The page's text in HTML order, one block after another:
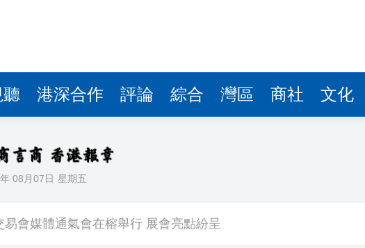
聽 港深合作 評論 綜合 灣區 商社 文化
08月07日 星期五
動已致20人死亡
領導層對話
詢熱線 今起投入服務
2海里 海事處籲船長謹慎駕駛
會媒體通氣會在榕舉行 展會亮點紛呈